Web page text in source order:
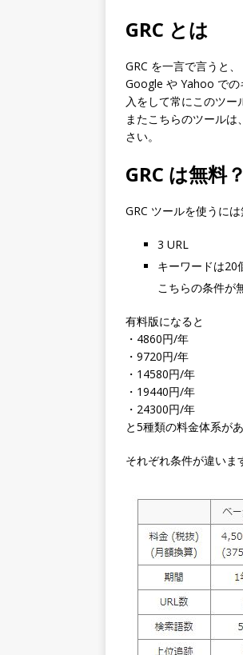
GRC とは
GRC を一言で言うと
Google や Yahoo での
入をして常にこのツー
またこちらのツール
さい。
GRC は無料
GRC ツールを使うに
3 URL
キーワードは20
こちらの条件が
有料版になると
・4860円/年
・9720円/年
・14580円/年
・19440円/年
・24300円/年
と5種類の料金体系があ
それぞれ条件が違いま